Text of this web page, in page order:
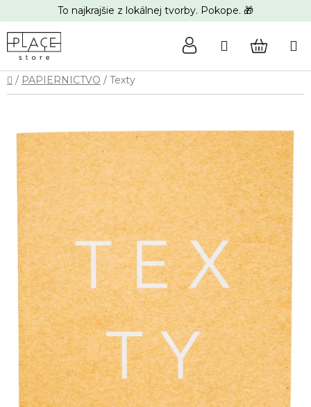
na
obsah
To najkrajšie z lokálnej tvorby. Pokope. 🎁
Hľadať
Domov
/ PAPIERNICTVO / Texty